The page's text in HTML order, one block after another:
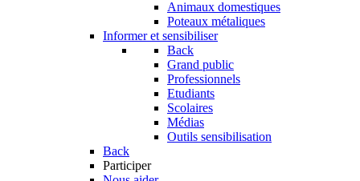
Animaux domestiques
Poteaux métaliques
Informer et sensibiliser
Back
Grand public
Professionnels
Etudiants
Scolaires
Médias
Outils sensibilisation
Back
Participer